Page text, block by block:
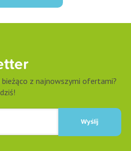
bieżąco z najnowszymi ofertami?